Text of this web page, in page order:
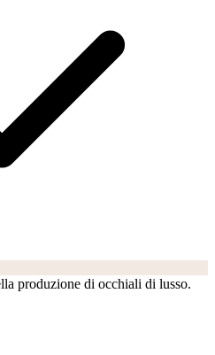
produzione di occhiali di lusso.